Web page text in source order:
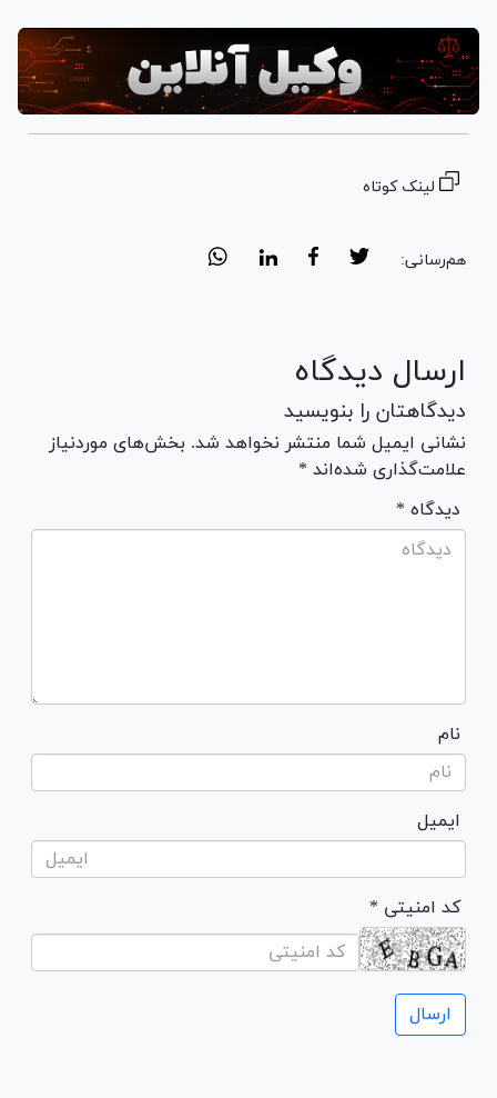
لینک کوتاه
هم‌رسانی:
ارسال دیدگاه
دیدگاهتان را بنویسید
نشانی ایمیل شما منتشر نخواهد شد. بخش‌های موردنیاز
علامت‌گذاری شده‌اند *
* دیدگاه
نام
ایمیل
* کد امنیتی